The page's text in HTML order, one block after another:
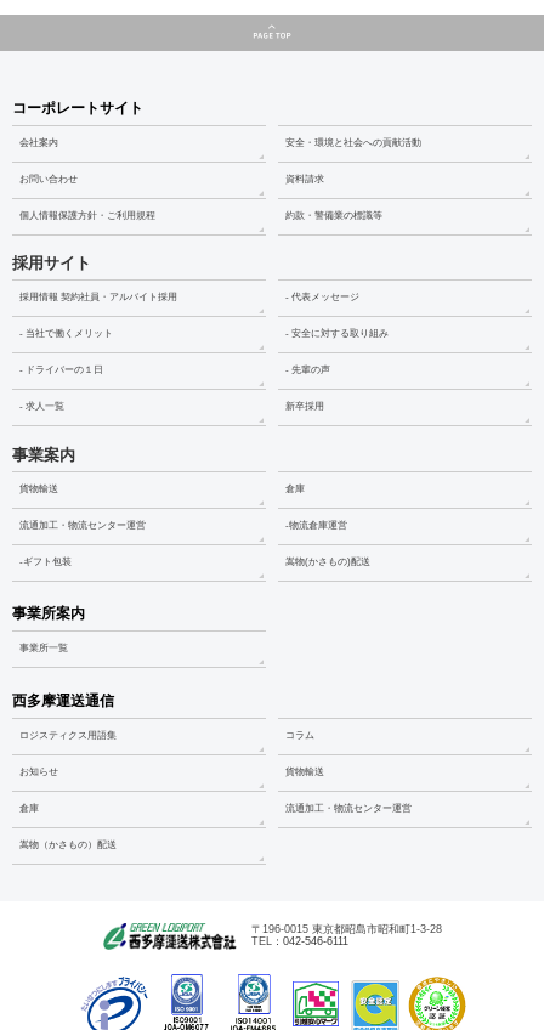
コーポレートサイト
会社案内 安全・環境と社会への貢献活動
お問い合わせ 資料請求
個人情報保護方針・ご利用規程 約款・警備業の標識等
採用サイト
採用情報 契約社員・アルバイト採用 - 代表メッセージ
- 当社で働くメリット - 安全に対する取り組み
- ドライバーの１日 - 先輩の声
- 求人一覧 新卒採用
事業案内
貨物輸送 倉庫
流通加工・物流センター運営 -物流倉庫運営
-ギフト包装 嵩物(かさもの)配送
事業所案内
事業所一覧
西多摩運送通信
ロジスティクス用語集 コラム
お知らせ 貨物輸送
倉庫 流通加工・物流センター運営
嵩物（かさもの）配送
〒196-0015 東京都昭島市昭和町1-3-28
TEL：042-546-6111